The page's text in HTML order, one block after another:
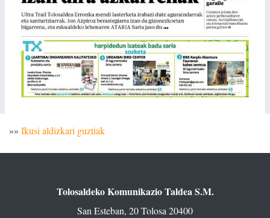
»» Ikusi aldizkari guztiak
Tolosaldeko Komunikazio Taldea S.M.
San Esteban, 20 Tolosa 20400